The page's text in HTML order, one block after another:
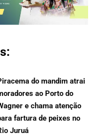
do mandim atrai
ao Porto do
e chama atenção
fartura de peixes no
Juruá